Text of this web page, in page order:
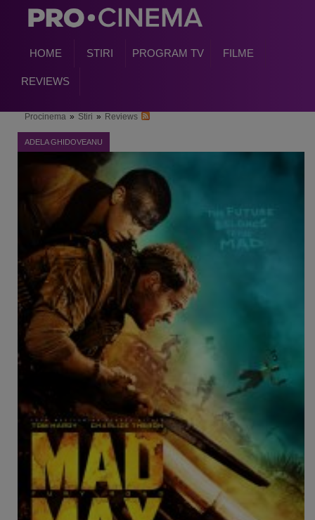
HOME STIRI PROGRAM TV FILME
REVIEWS
Procinema » Stiri » Reviews
ADELA GHIDOVEANU